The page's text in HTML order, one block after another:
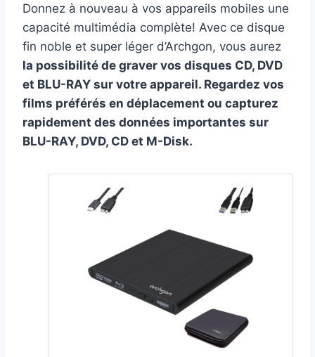
Donnez à nouveau à vos appareils mobiles une
capacité multimédia complète! Avec ce disque
fin noble et super léger d’Archgon, vous aurez
la possibilité de graver vos disques CD, DVD
et BLU-RAY sur votre appareil. Regardez vos
films préférés en déplacement ou capturez
rapidement des données importantes sur
BLU-RAY, DVD, CD et M-Disk.